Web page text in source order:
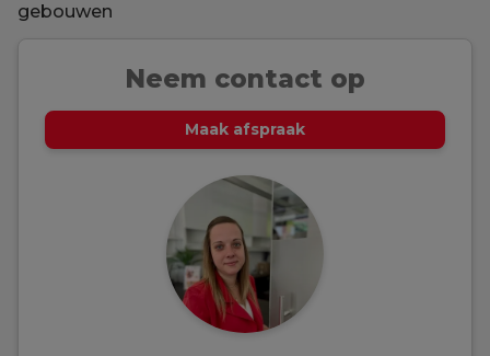
gebouwen
Neem contact op
Maak afspraak